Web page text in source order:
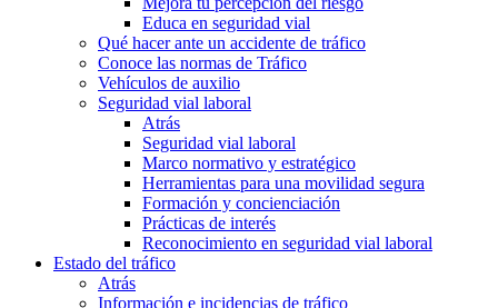
Educa en seguridad vial
Qué hacer ante un accidente de tráfico
Conoce las normas de Tráfico
Vehículos de auxilio
Seguridad vial laboral
Atrás
Seguridad vial laboral
Marco normativo y estratégico
Herramientas para una movilidad segura
Formación y concienciación
Prácticas de interés
Reconocimiento en seguridad vial laboral
Estado del tráfico
Atrás
Información e incidencias de tráfico